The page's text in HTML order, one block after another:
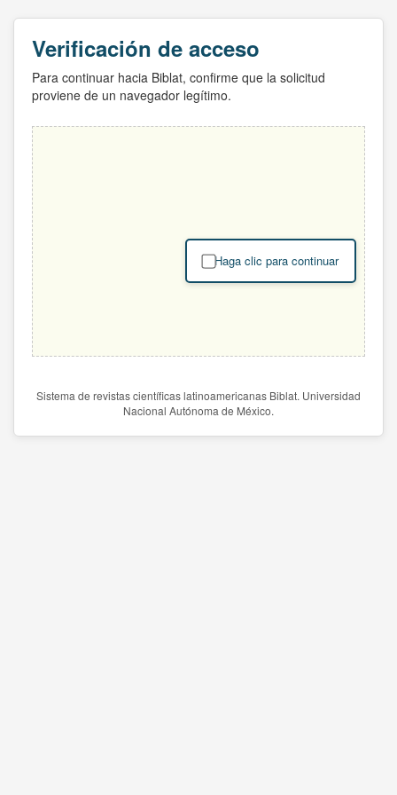
Verificación de acceso
Para continuar hacia Biblat, confirme que la solicitud
proviene de un navegador legítimo.
Haga clic para continuar
Sistema de revistas científicas latinoamericanas Biblat. Universidad
Nacional Autónoma de México.